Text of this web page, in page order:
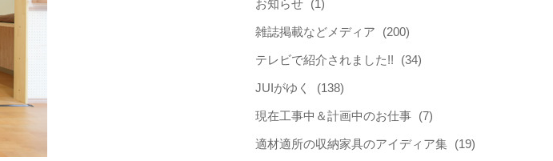
お知らせ (1)
雑誌掲載などメディア (200)
テレビで紹介されました!! (34)
JUIがゆく (138)
現在工事中＆計画中のお仕事 (7)
適材適所の収納家具のアイディア集 (19)